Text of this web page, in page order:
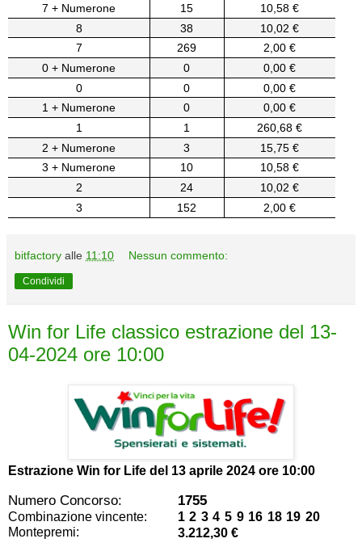
7 + Numerone
15
10,58 €
8
38
10,02 €
7
269
2,00 €
0 + Numerone
0
0,00 €
0
0
0,00 €
1 + Numerone
0
0,00 €
1
1
260,68 €
2 + Numerone
3
15,75 €
3 + Numerone
10
10,58 €
2
24
10,02 €
3
152 2,00 €
bitfactory alle 11:10 Nessun commento:
Condividi
Win for Life classico estrazione del 13-
04-2024 ore 10:00
Estrazione Win for Life del 13 aprile 2024 ore 10:00
Numero Concorso: 1755
Combinazione vincente:
1 2 3 4 5 9 16 18 19 20
Montepremi:
3.212,30 €